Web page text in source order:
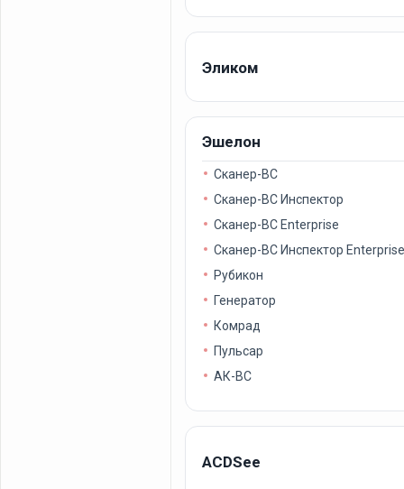
Эликом
Эшелон
Сканер-ВС
Сканер-ВС Инспектор
Сканер-ВС Enterprise
Сканер-ВС Инспектор Enterprise
Рубикон
Генератор
Комрад
Пульсар
АК-ВС
ACDSee